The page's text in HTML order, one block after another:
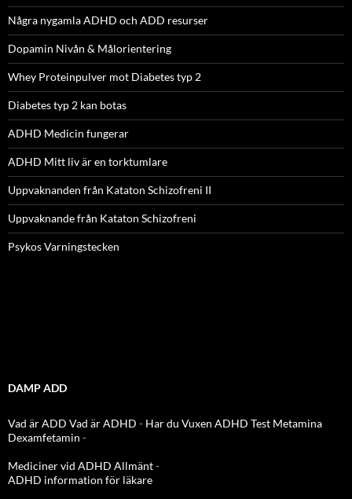
Några nygamla ADHD och ADD resurser
Dopamin Nivån & Målorientering
Whey Proteinpulver mot Diabetes typ 2
Diabetes typ 2 kan botas
ADHD Medicin fungerar
ADHD Mitt liv är en torktumlare
Uppvaknanden från Kataton Schizofreni II
Uppvaknande från Kataton Schizofreni
Psykos Varningstecken
DAMP ADD
Vad är ADD Vad är ADHD - Har du Vuxen ADHD Test Metamina
Dexamfetamin -
Mediciner vid ADHD Allmänt-
ADHD information för läkare